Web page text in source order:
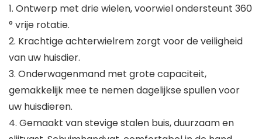
1. Ontwerp met drie wielen, voorwiel ondersteunt 360
° vrije rotatie.
2. Krachtige achterwielrem zorgt voor de veiligheid
van uw huisdier.
3. Onderwagenmand met grote capaciteit,
gemakkelijk mee te nemen dagelijkse spullen voor
uw huisdieren.
4. Gemaakt van stevige stalen buis, duurzaam en